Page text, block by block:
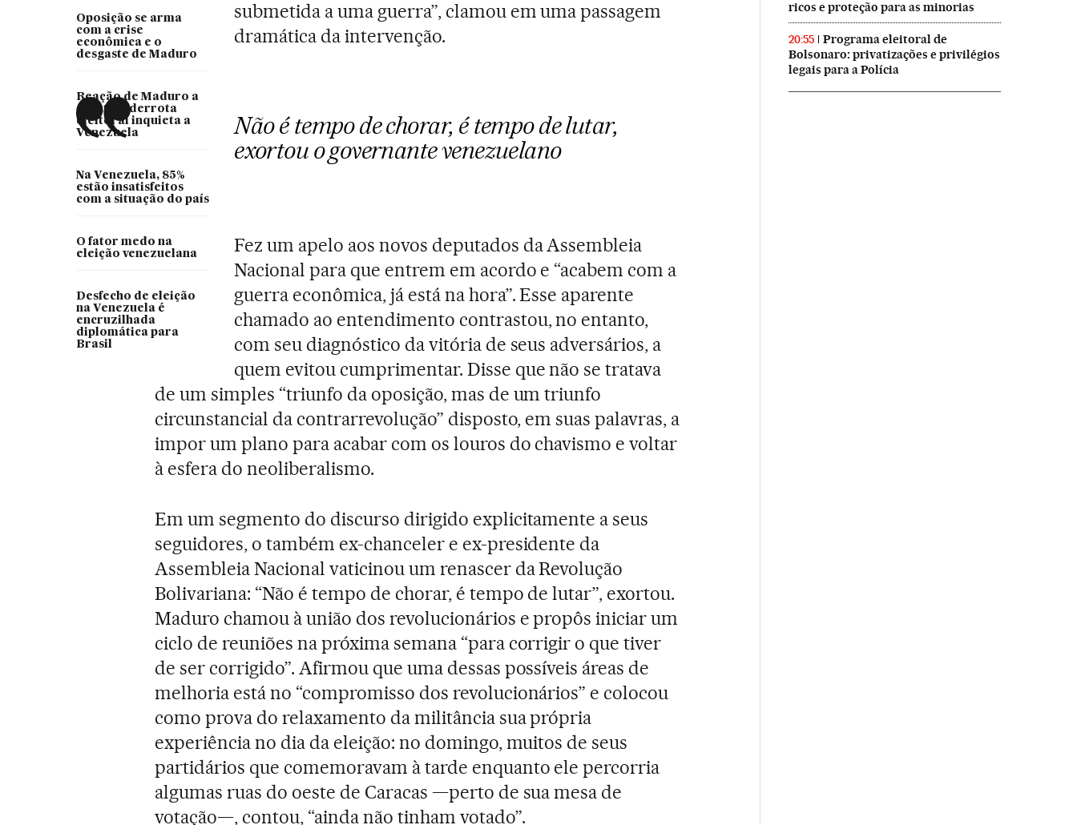
Oposição se arma
com a crise
econômica e o
desgaste de Maduro
Reação de Maduro a
eventual derrota
eleitoral inquieta a
Venezuela
Na Venezuela, 85%
estão insatisfeitos
com a situação do país
O fator medo na
eleição venezuelana
Desfecho de eleição
na Venezuela é
encruzilhada
diplomática para
Brasil
submetida a uma guerra”, clamou em uma passagem
dramática da intervenção.
Não é tempo de chorar, é tempo de lutar,
exortou o governante venezuelano
Fez um apelo aos novos deputados da Assembleia
Nacional para que entrem em acordo e “acabem com a
guerra econômica, já está na hora”. Esse aparente
chamado ao entendimento contrastou, no entanto,
com seu diagnóstico da vitória de seus adversários, a
quem evitou cumprimentar. Disse que não se tratava
de um simples “triunfo da oposição, mas de um triunfo
circunstancial da contrarrevolução” disposto, em suas palavras, a
impor um plano para acabar com os louros do chavismo e voltar
à esfera do neoliberalismo.
Em um segmento do discurso dirigido explicitamente a seus
seguidores, o também ex-chanceler e ex-presidente da
Assembleia Nacional vaticinou um renascer da Revolução
Bolivariana: “Não é tempo de chorar, é tempo de lutar”, exortou.
Maduro chamou à união dos revolucionários e propôs iniciar um
ciclo de reuniões na próxima semana “para corrigir o que tiver
de ser corrigido”. Afirmou que uma dessas possíveis áreas de
melhoria está no “compromisso dos revolucionários” e colocou
como prova do relaxamento da militância sua própria
experiência no dia da eleição: no domingo, muitos de seus
partidários que comemoravam à tarde enquanto ele percorria
algumas ruas do oeste de Caracas —perto de sua mesa de
votação—, contou, “ainda não tinham votado”.
ricos e proteção para as minorias
20:55
Programa eleitoral de
Bolsonaro: privatizações e privilégios
legais para a Polícia